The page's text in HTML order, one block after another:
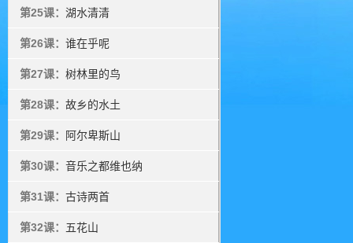
第25课： 湖水清清
第26课： 谁在乎呢
第27课： 树林里的鸟
第28课： 故乡的水土
第29课： 阿尔卑斯山
第30课： 音乐之都维也纳
第31课： 古诗两首
第32课： 五花山